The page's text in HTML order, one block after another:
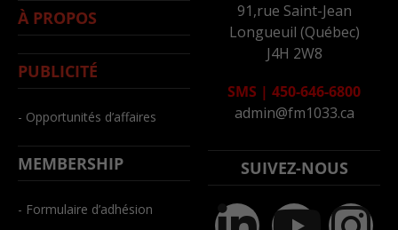
À PROPOS
PUBLICITÉ
- Opportunités d’affaires
MEMBERSHIP
- Formulaire d’adhésion
91,rue Saint-Jean
Longueuil (Québec)
J4H 2W8
SMS | 450-646-6800
admin@fm1033.ca
SUIVEZ-NOUS